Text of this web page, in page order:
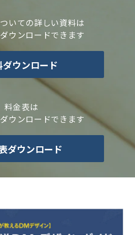
いての詳しい資料は
ウンロードできます
ダウンロード
料金表は
ウンロードできます
ダウンロード